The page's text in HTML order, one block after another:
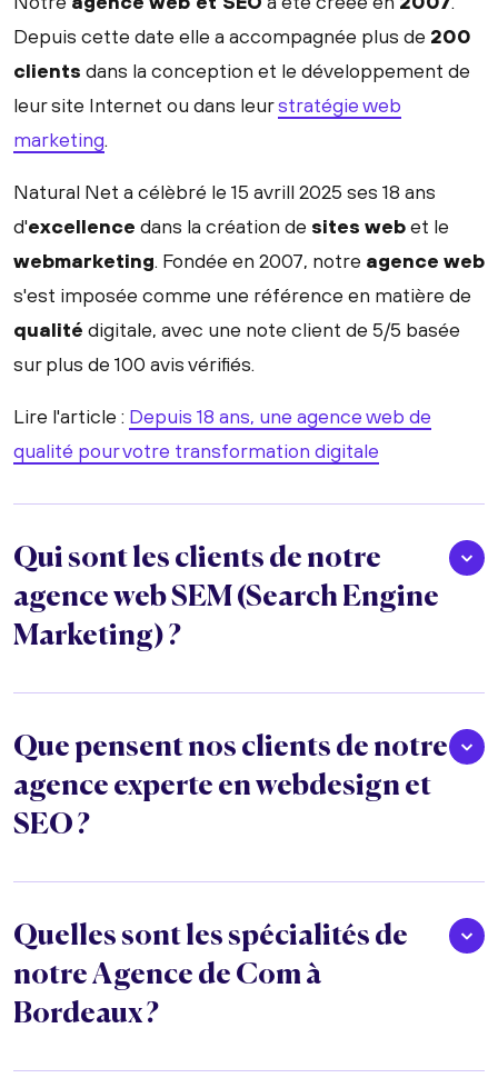
Depuis cette date elle a accompagnée plus de 200
clients dans la conception et le développement de
leur site Internet ou dans leurstratégie web
marketing.
Natural Net a célèbré le 15 avrill 2025 ses 18 ans
d'excellence dans la création de sites webet le
webmarketing. Fondée en 2007, notre agence web
s'est imposée comme une référence en matière de
qualité digitale, avec une note client de 5/5 basée
sur plus de 100 avis vérifiés.
Lire l'article : Depuis 18 ans, une agence web de
qualité pour votre transformation digitale
Qui sont les clients de notre
agence web SEM (Search Engine
Marketing) ?
Que pensent nos clients de notre
agence experte en webdesign et
SEO ?
Quelles sont les spécialités de
notre Agence de Com à
Bordeaux ?